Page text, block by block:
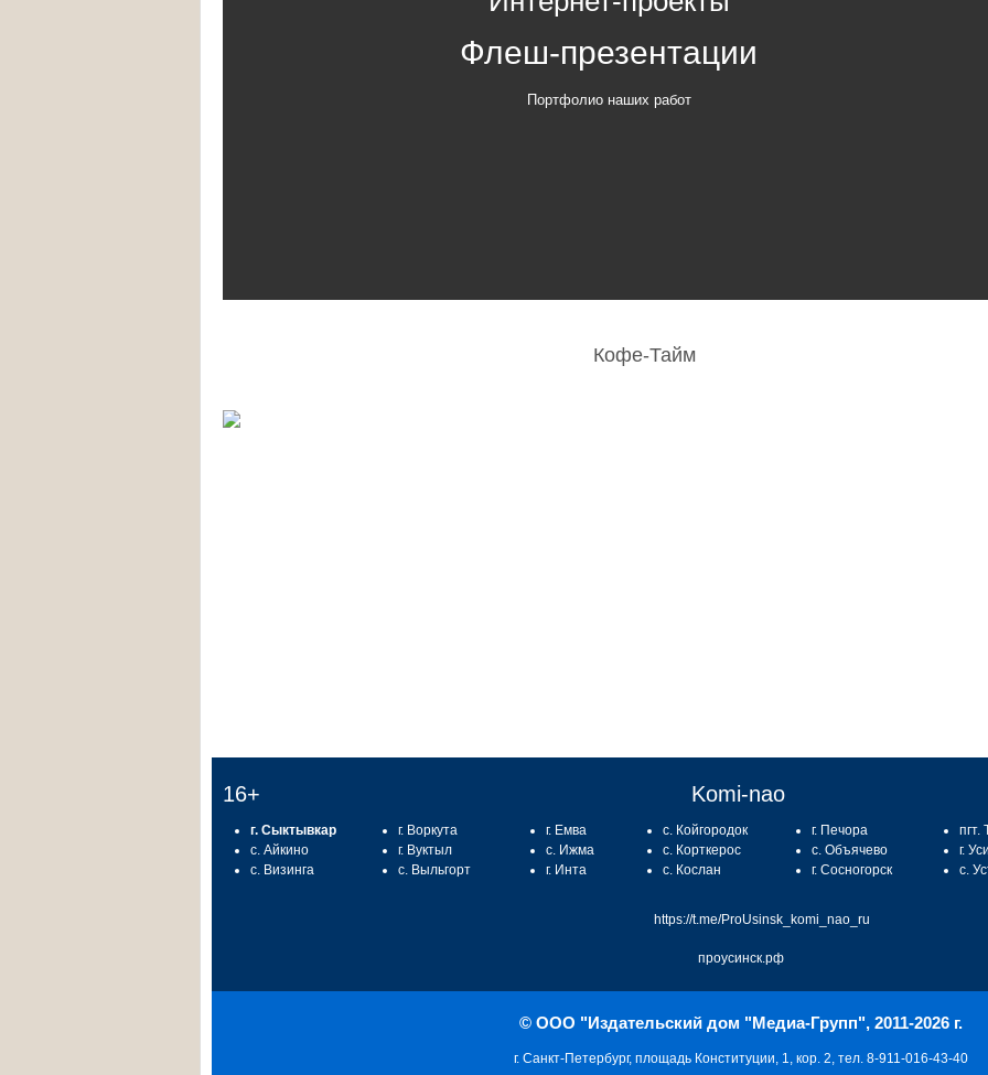
Флеш-презентации
Портфолио наших работ
Кофе-Тайм
16+ Komi-nao
г. Сыктывкар
с. Айкино
с. Визинга
г. Воркута
г. Вуктыл
с. Выльгорт
г. Емва
с. Ижма
г. Инта
с. Койгородок
с. Корткерос
с. Кослан
г. Печора
с. Объячево
г. Сосногорск
пгт.
г.
с.
https://t.me/ProUsinsk_komi_nao_ru
проусинск.рф
© ООО "Издательский дом "Медиа-Групп", 2011-2026 г.
г. Санкт-Петербург, площадь Конституции, 1, кор. 2, тел. 8-911-016-43-40